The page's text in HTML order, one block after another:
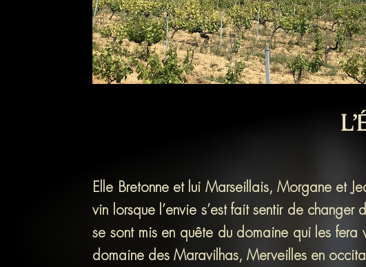
Elle Bretonne et lui Marseillais, Morgane et
vin lorsque l’envie s’est fait sentir de
se sont mis en quête du domaine qui les fera
domaine des Maravilhas, Merveilles en